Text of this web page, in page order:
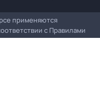
применяются
с Правилами